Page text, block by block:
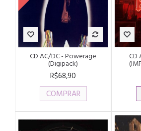
CD AC/DC - Powerage
(Digipack)
R$68,90
COMPRAR
CD